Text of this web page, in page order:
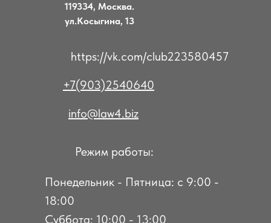
119334, Москва.
ул.Косыгина, 13
+7(903)2540640
info@law4.biz
Режим работы:
Понедельник - Пятница: с 9:00 -
18:00
Суббота: 10:00 - 13:00
https://vk.com/club223580457